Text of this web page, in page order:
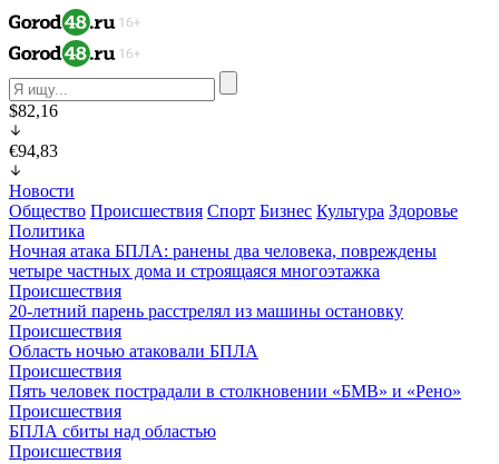
$82,16
€94,83
Новости
Общество Происшествия Спорт Бизнес Культура Здоровье
Политика
Ночная атака БПЛА: ранены два человека, повреждены
четыре частных дома и строящаяся многоэтажка
Происшествия
20-летний парень расстрелял из машины остановку
Происшествия
Область ночью атаковали БПЛА
Происшествия
Пять человек пострадали в столкновении «БМВ» и «Рено»
Происшествия
БПЛА сбиты над областью
Происшествия